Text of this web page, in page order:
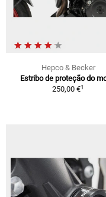
Hepco & Becker
Estribo de proteção do
250,00 €1